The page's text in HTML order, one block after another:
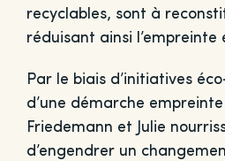
recyclables, sont à
réduisant ainsi l’empreinte
Par le biais d’initiatives
d’une démarche
Friedemann et Julie
d’engendrer un